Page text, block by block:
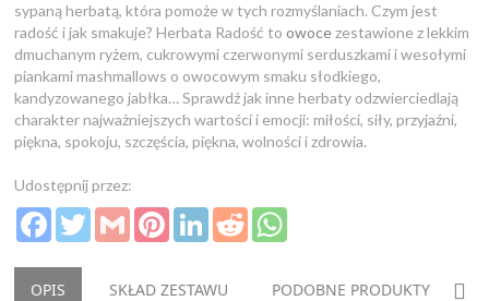
sypaną herbatą, która pomoże w tych rozmyślaniach. Czym jest
radość i jak smakuje? Herbata Radość toowocezestawione z lekkim
dmuchanym ryżem, cukrowymi czerwonymi serduszkami i wesołymi
piankami mashmallows o owocowym smaku słodkiego,
kandyzowanego jabłka… Sprawdź jak inne herbaty odzwierciedlają
charakter najważniejszych wartości i emocji: miłości, siły, przyjaźni,
piękna, spokoju, szczęścia, piękna, wolności i zdrowia.
Udostępnij przez:
FacebookTwitterGmail PinterestLinkedInReddit
OPIS SKŁAD ZESTAWU PODOBNE PRODUKTY